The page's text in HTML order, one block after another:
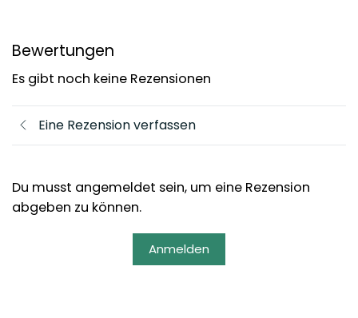
Bewertungen
Es gibt noch keine Rezensionen
Eine Rezension verfassen
Du musst angemeldet sein, um eine Rezension
abgeben zu können.
Anmelden